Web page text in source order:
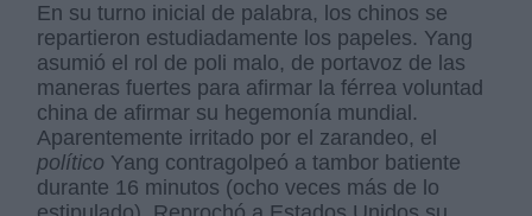
En su turno inicial de palabra, los chinos se
repartieron estudiadamente los papeles. Yang
asumió el rol de poli malo, de portavoz de las
maneras fuertes para afirmar la férrea voluntad
china de afirmar su hegemonía mundial.
Aparentemente irritado por el zarandeo, el
político Yang contragolpeó a tambor batiente
durante 16 minutos (ocho veces más de lo